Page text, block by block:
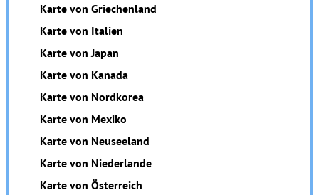
Karte von Griechenland
Karte von Italien
Karte von Japan
Karte von Kanada
Karte von Nordkorea
Karte von Mexiko
Karte von Neuseeland
Karte von Niederlande
Karte von Österreich